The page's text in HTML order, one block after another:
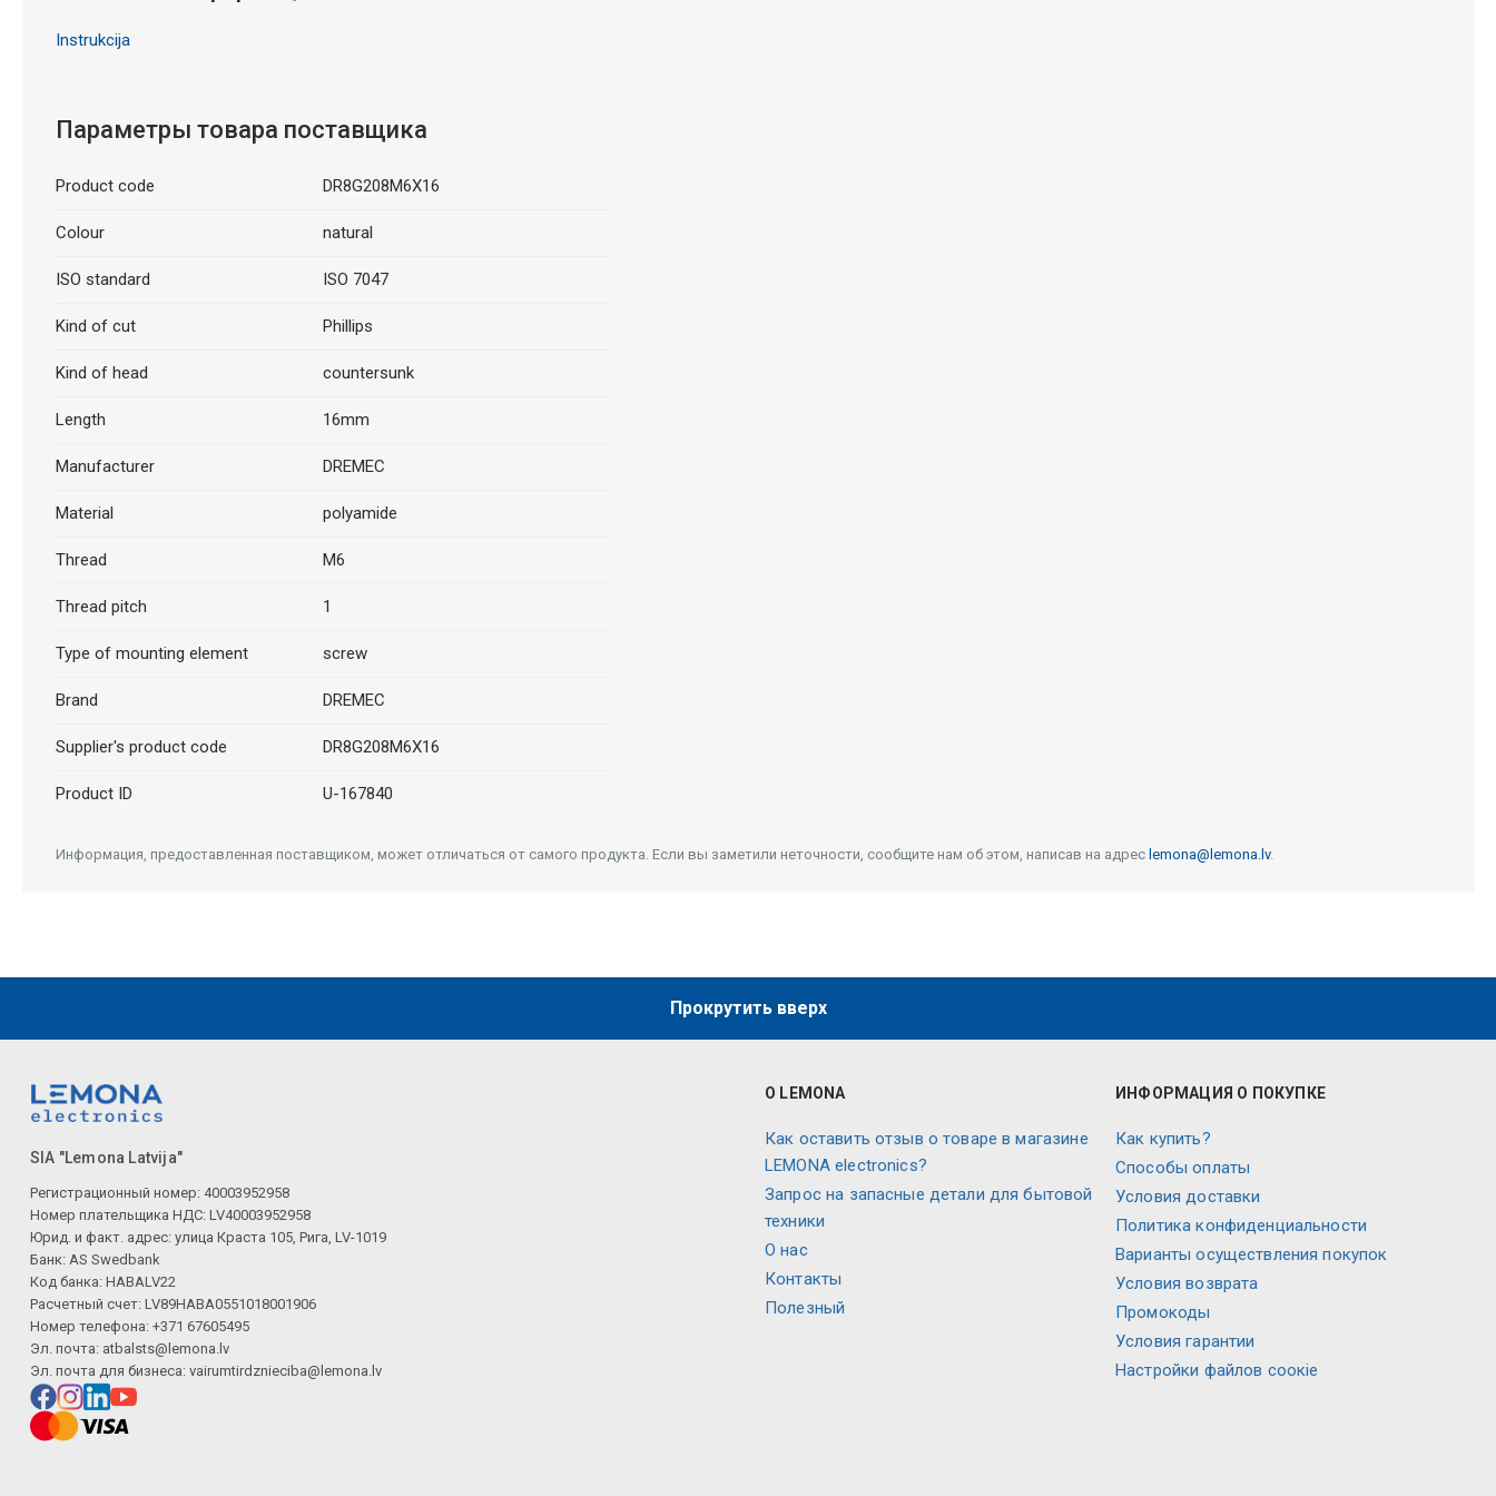
Instrukcija
Параметры товара поставщика
Product code DR8G208M6X16
Colour natural
ISO standard ISO 7047
Kind of cut Phillips
Kind of head countersunk
Length 16mm
Manufacturer DREMEC
Material polyamide
Thread M6
Thread pitch 1
Type of mounting element screw
Brand DREMEC
Supplier's product code DR8G208M6X16
Product ID U-167840
Информация, предоставленная поставщиком, может отличаться от самого продукта. Если вы заметили неточности, сообщите нам об этом, написав на адрес lemona@lemona.lv.
Прокрутить вверх
SIA "Lemona Latvija"
Регистрационный номер: 40003952958
Номер плательщика НДС: LV40003952958
Юрид. и факт. адрес: улица Краста 105, Рига, LV-1019
Банк: AS Swedbank
Код банка: HABALV22
Расчетный счет: LV89HABA0551018001906
Номер телефона: +371 67605495
Эл. почта: atbalsts@lemona.lv
Эл. почта для бизнеса: vairumtirdznieciba@lemona.lv
О LEMONA
Как оставить отзыв о товаре в магазине
LEMONA electronics?
Запрос на запасные детали для бытовой
техники
О нас
Контакты
Полезный
ИНФОРМАЦИЯ О ПОКУПКЕ
Как купить?
Способы оплаты
Условия доставки
Политика конфиденциальности
Варианты осуществления покупок
Условия возврата
Промокоды
Условия гарантии
Настройки файлов соокіе